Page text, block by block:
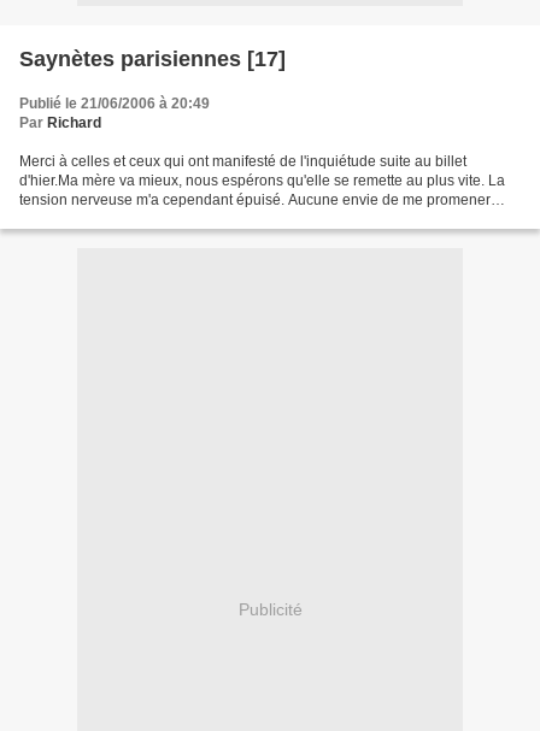
Saynètes parisiennes [17]
Publié le 21/06/2006 à 20:49
Par Richard
Merci à celles et ceux qui ont manifesté de l'inquiétude suite au billet
d'hier.Ma mère va mieux, nous espérons qu'elle se remette au plus vite. La
tension nerveuse m'a cependant épuisé. Aucune envie de me promener
Publicité